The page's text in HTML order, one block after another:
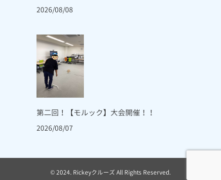
2026/08/08
第二回！【モルック】大会開催！！
2026/08/07
© 2024. Rickeyクルーズ All Rights Reserved.